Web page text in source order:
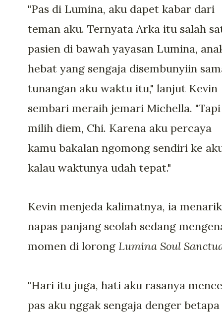
"Pas di Lumina, aku dapet kabar dari
teman aku. Ternyata Arka itu salah
pasien di bawah yayasan Lumina,
hebat yang sengaja disembunyiin
tunangan aku waktu itu," lanjut Kevin
sembari meraih jemari Michella.
milih diem, Chi. Karena aku percaya
kamu bakalan ngomong sendiri ke
kalau waktunya udah tepat."
Kevin menjeda kalimatnya, ia menarik
napas panjang seolah sedang
momen di lorong Lumina Soul
"Hari itu juga, hati aku rasanya
pas aku nggak sengaja denger betapa